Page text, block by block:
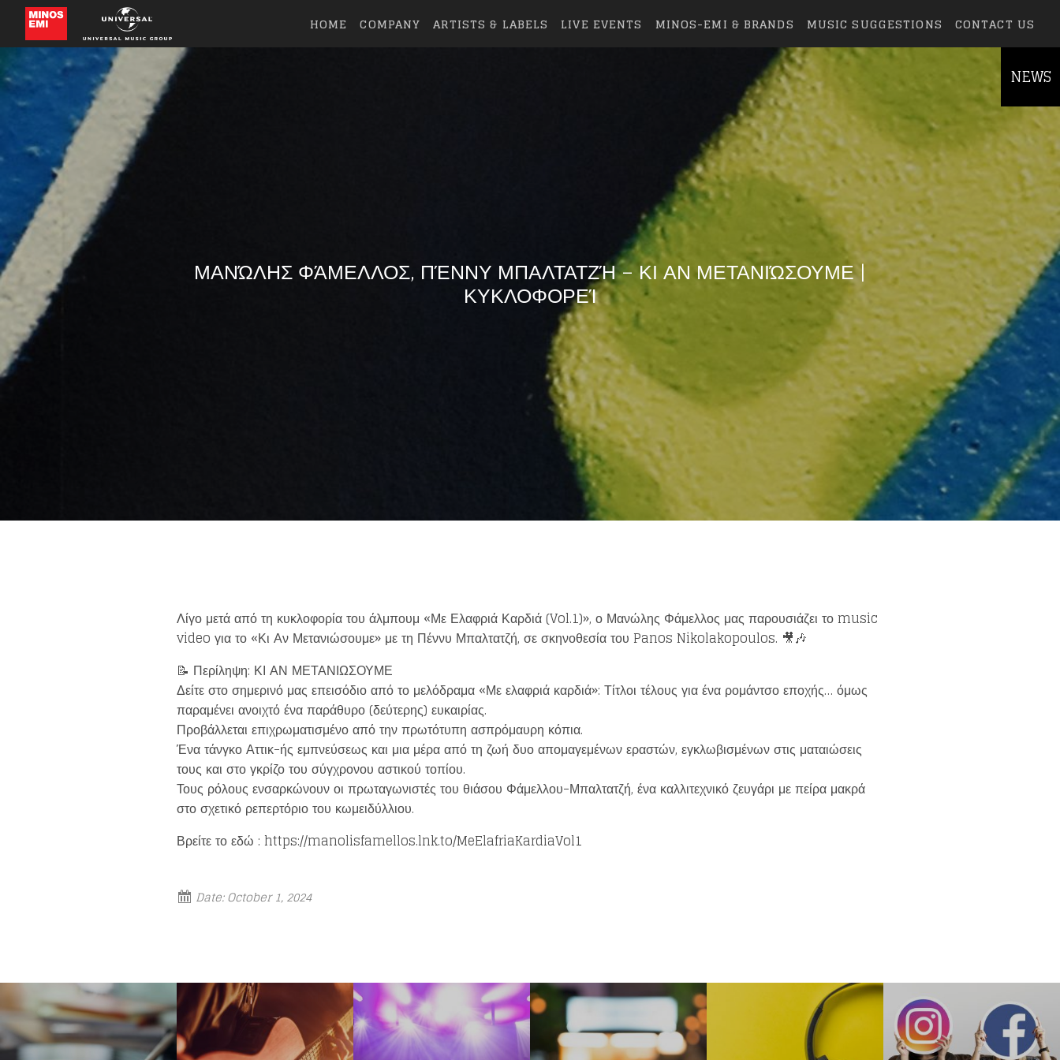
HOME COMPANY ARTISTS & LABELS LIVE EVENTS MINOS-EMI & BRANDS MUSIC SUGGESTIONS CONTACT US
ΜΑΝΏΛΗΣ ΦΆΜΕΛΛΟΣ, ΠΈΝΝΥ ΜΠΑΛΤΑΤΖΉ – ΚΙ ΑΝ ΜΕΤΑΝΙΏΣΟΥΜΕ |
ΚΥΚΛΟΦΟΡΕΊ
Λίγο μετά από τη κυκλοφορία του άλμπουμ «Με Ελαφριά Καρδιά (Vol.1)», ο Μανώλης Φάμελλος μας παρουσιάζει το music
video για το «Κι Αν Μετανιώσουμε» με τη Πέννυ Μπαλτατζή, σε σκηνοθεσία του Panos Nikolakopoulos. 🎥🎶
📝 Περίληψη: ΚΙ ΑΝ ΜΕΤΑΝΙΩΣΟΥΜΕ
Δείτε στο σημερινό μας επεισόδιο από το μελόδραμα «Με ελαφριά καρδιά»: Τίτλοι τέλους για ένα ρομάντσο εποχής… όμως
παραμένει ανοιχτό ένα παράθυρο (δεύτερης) ευκαιρίας.
Προβάλλεται επιχρωματισμένο από την πρωτότυπη ασπρόμαυρη κόπια.
Ένα τάνγκο Αττικ-ής εμπνεύσεως και μια μέρα από τη ζωή δυο απομαγεμένων εραστών, εγκλωβισμένων στις ματαιώσεις
τους και στο γκρίζο του σύγχρονου αστικού τοπίου.
Τους ρόλους ενσαρκώνουν οι πρωταγωνιστές του θιάσου Φάμελλου-Μπαλτατζή, ένα καλλιτεχνικό ζευγάρι με πείρα μακρά
στο σχετικό ρεπερτόριο του κωμειδύλλιου.
Βρείτε το εδώ : https://manolisfamellos.lnk.to/MeElafriaKardiaVol1
Date:October 1, 2024
NEWS
Get news from your favorite artists before everyone else.